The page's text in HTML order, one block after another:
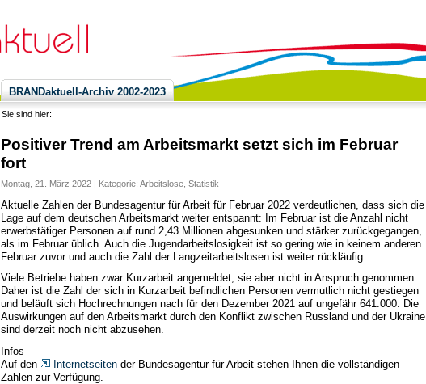
BRANDaktuell-Archiv 2002-2023
Sie sind hier:
Positiver Trend am Arbeitsmarkt setzt sich im Februar
fort
Montag, 21. März 2022 | Kategorie: Arbeitslose, Statistik
Aktuelle Zahlen der Bundesagentur für Arbeit für Februar 2022 verdeutlichen, dass sich die
Lage auf dem deutschen Arbeitsmarkt weiter entspannt: Im Februar ist die Anzahl nicht
erwerbstätiger Personen auf rund 2,43 Millionen abgesunken und stärker zurückgegangen,
als im Februar üblich. Auch die Jugendarbeitslosigkeit ist so gering wie in keinem anderen
Februar zuvor und auch die Zahl der Langzeitarbeitslosen ist weiter rückläufig.
Viele Betriebe haben zwar Kurzarbeit angemeldet, sie aber nicht in Anspruch genommen.
Daher ist die Zahl der sich in Kurzarbeit befindlichen Personen vermutlich nicht gestiegen
und beläuft sich Hochrechnungen nach für den Dezember 2021 auf ungefähr 641.000. Die
Auswirkungen auf den Arbeitsmarkt durch den Konflikt zwischen Russland und der Ukraine
sind derzeit noch nicht abzusehen.
Infos
Auf den
Internetseitender Bundesagentur für Arbeit stehen Ihnen die vollständigen
Zahlen zur Verfügung.